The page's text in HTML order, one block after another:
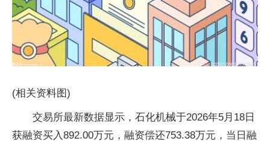
(相关资料图)
交易所最新数据显示，石化机械于2026年5月18日
获融资买入892.00万元，融资偿还753.38万元，当日融